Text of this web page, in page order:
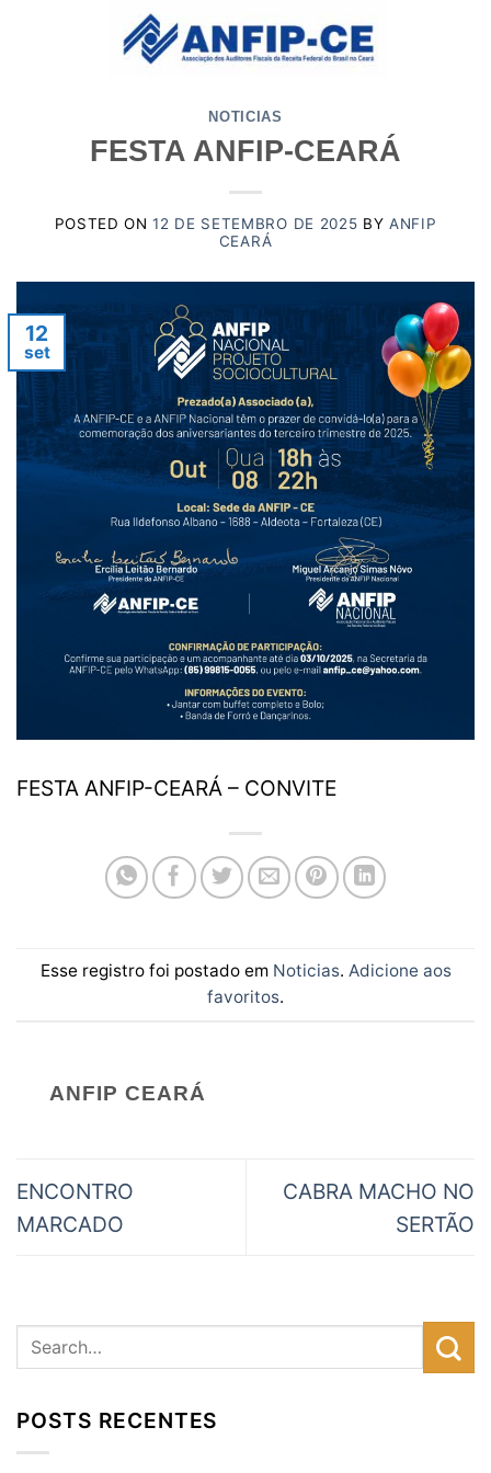
NOTICIAS
FESTA ANFIP-CEARÁ
POSTED ON12 DE SETEMBRO DE 2025 BY ANFIP
CEARÁ
12
set
FESTA ANFIP-CEARÁ – CONVITE
Esse registro foi postado em Noticias. Adicione aos
favoritos.
ANFIP CEARÁ
ENCONTRO
MARCADO
CABRA MACHO NO
SERTÃO
POSTS RECENTES